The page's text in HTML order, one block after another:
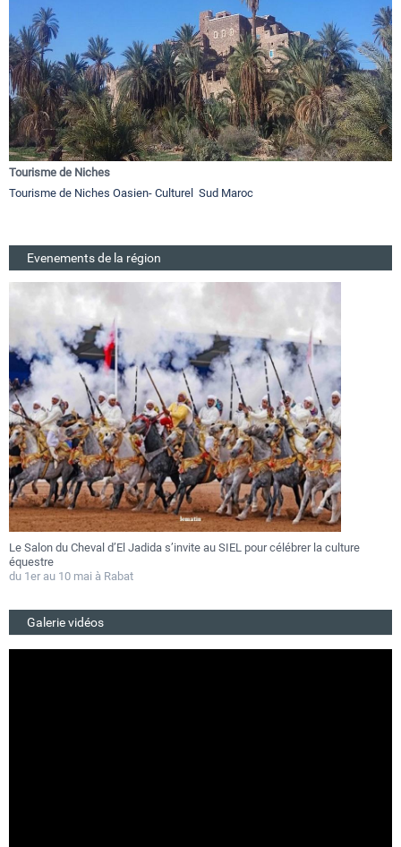
Tourisme de Niches
Tourisme de Niches Oasien- Culturel Sud Maroc
Evenements de la région
Le Salon du Cheval d’El Jadida s’invite au SIEL pour célébrer la culture
équestre
du 1er au 10 mai à Rabat
Galerie vidéos